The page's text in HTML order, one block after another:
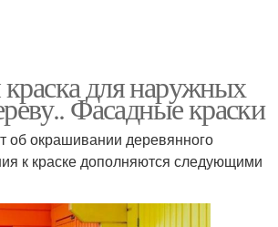
для наружных
Фасадные краски
об окрашивании деревянного
к краске дополняются следующими